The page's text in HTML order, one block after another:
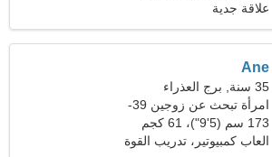
(108 رطل)
علاقة جدية
Ane
35 سنة, برج العذراء
امرأة تبحث عن زوجين 39-
44
173 سم (5'9")، 61 كجم
(134 رطلا)
العاب كمبيوتير، تدريب القوة